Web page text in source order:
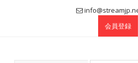
会員登録